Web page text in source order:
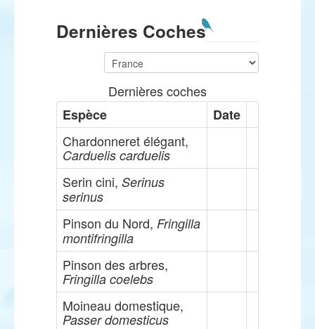
Dernières Coches
Dernières coches
Espèce
Date
Chardonneret élégant,
Carduelis carduelis
Serin cini, Serinus
serinus
Pinson du Nord, Fringilla
montifringilla
Pinson des arbres,
Fringilla coelebs
Moineau domestique,
Passer domesticus